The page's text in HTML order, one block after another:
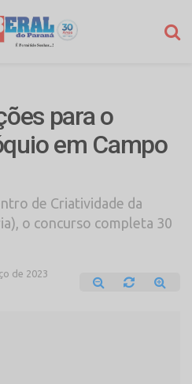
para o
em Campo
de Criatividade da
o concurso completa 30
de 2023